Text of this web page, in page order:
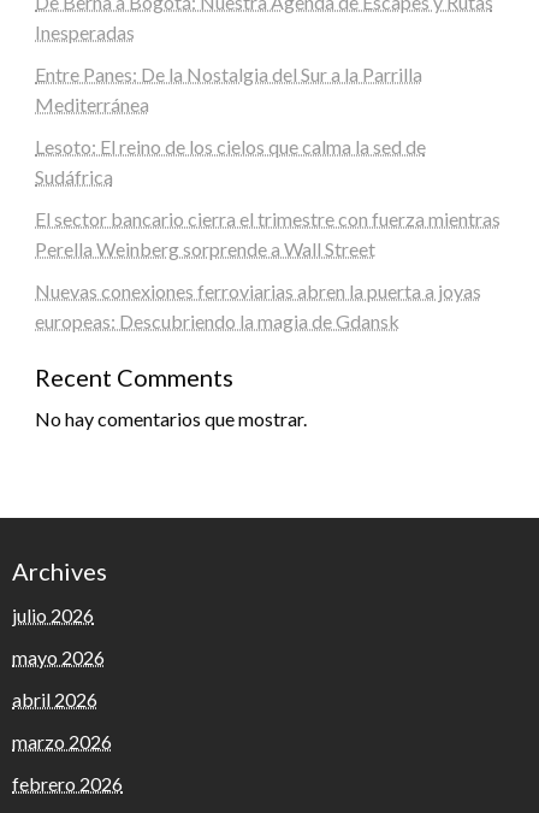
Inesperadas
Entre Panes: De la Nostalgia del Sur a la Parrilla
Mediterránea
Lesoto: El reino de los cielos que calma la sed de
Sudáfrica
El sector bancario cierra el trimestre con fuerza mientras
Perella Weinberg sorprende a Wall Street
Nuevas conexiones ferroviarias abren la puerta a joyas
europeas: Descubriendo la magia de Gdansk
Recent Comments
No hay comentarios que mostrar.
Archives
julio 2026
mayo 2026
abril 2026
marzo 2026
febrero 2026